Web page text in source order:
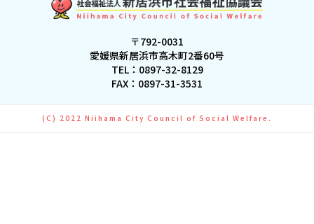
〒792-0031
愛媛県新居浜市高木町2番60号
TEL： 0897-32-8129
FAX：0897-31-3531
(C) 2022 Niihama City Council of Social Welfare.